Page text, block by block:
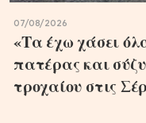
07/08/2026
«Τα έχω χάσει
πατέρας και
τροχαίου στις